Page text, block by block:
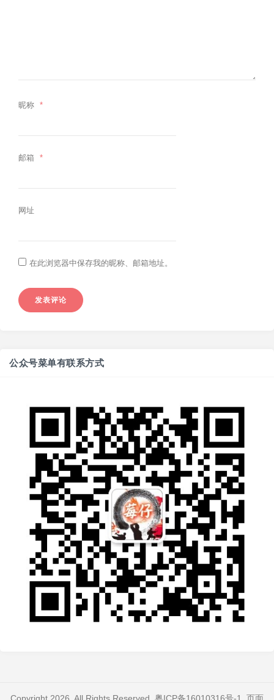
昵称 *
邮箱 *
网址
在此浏览器中保存我的昵称、邮箱地址。
公众号菜单有联系方式